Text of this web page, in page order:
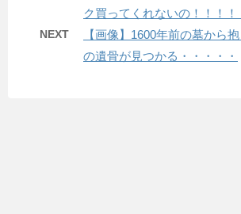
ク買ってくれないの！！！！
NEXT
【画像】1600年前の墓から
の遺骨が見つかる・・・・・